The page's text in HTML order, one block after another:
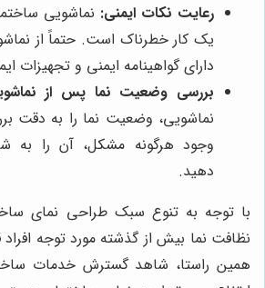
رعایت نکات ایمنی: نماشویی
یک کار خطرناک است. حتماً از
دارای گواهینامه ایمنی و تجهیزات
بررسی وضعیت نما پس از
نماشویی، وضعیت نما را به دقت
وجود هرگونه مشکل، آن را به
دهید.
با توجه به تنوع سبک طراحی نمای
نظافت نما بیش از گذشته مورد توجه
همین راستا، شاهد گسترش خدمات